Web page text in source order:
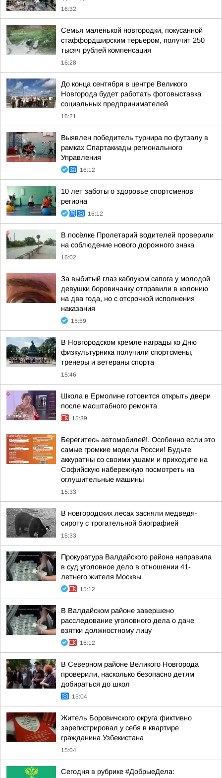
16:32
Семья маленькой новгородки, покусанной
стаффордширским терьером, получит 250
тысяч рублей компенсация
16:28
До конца сентября в центре Великого
Новгорода будет работать фотовыставка
социальных предпринимателей
16:21
Выявлен победитель турнира по футзалу в
рамках Спартакиады регионального
Управления
16:12
10 лет заботы о здоровье спортсменов
региона
16:12
В посёлке Пролетарий водителей проверили
на соблюдение нового дорожного знака
16:02
За выбитый глаз каблуком сапога у молодой
девушки боровичанку отправили в колонию
на два года, но с отсрочкой исполнения
наказания
15:59
В Новгородском кремле награды ко Дню
физкультурника получили спортсмены,
тренеры и ветераны спорта
15:46
Школа в Ермолине готовится открыть двери
после масштабного ремонта
15:39
Берегитесь автомобилей!. Особенно если это
самые громкие модели России! Будьте
аккуратны со своими ушами и приходите на
Софийскую набережную посмотреть на
оглушительные машины
15:33
В новгородских лесах засняли медведя-
сироту с трогательной биографией
15:33
Прокуратура Валдайского района направила
в суд уголовное дело в отношении 41-
летнего жителя Москвы
15:12
В Валдайском районе завершено
расследование уголовного дела о даче
взятки должностному лицу
15:12
В Северном районе Великого Новгорода
проверили, насколько безопасно детям
добираться до школ
15:04
Житель Боровичского округа фиктивно
зарегистрировал у себя в квартире
гражданина Узбекистана
15:04
Сегодня в рубрике #ДобрыеДела: